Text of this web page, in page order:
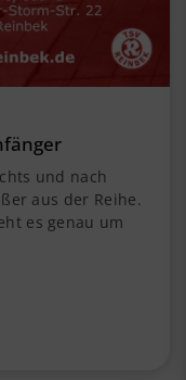
und nach
aus der Reihe.
es genau um